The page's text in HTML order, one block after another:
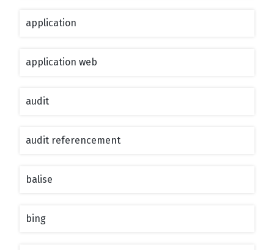
application
application web
audit
audit referencement
balise
bing